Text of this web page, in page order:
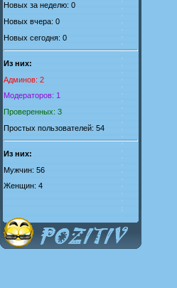
Новых за неделю: 0
Новых вчера: 0
Новых сегодня: 0
Из них:
Админов: 2
Модераторов: 1
Проверенных: 3
Простых пользователей: 54
Из них:
Мужчин: 56
Женщин: 4